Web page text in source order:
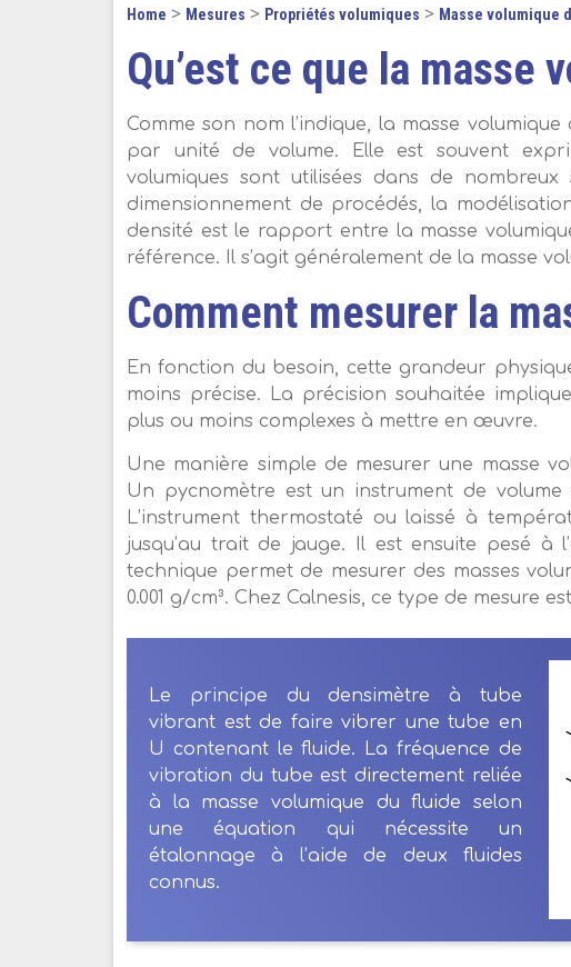
Home > Mesures > Propriétés volumiques > Masse volumique
Qu’est ce que la masse
Comme son nom l’indique, la masse
par unité de volume. Elle est souvent
volumiques sont utilisées dans de
dimensionnement de procédés, la
densité est le rapport entre la masse
référence. Il s’agit généralement de la masse
Comment mesurer la
En fonction du besoin, cette grandeur
moins précise. La précision souhaitée
plus ou moins complexes à mettre en œuvre.
Une manière simple de mesurer une masse
Un pycnomètre est un instrument de
L’instrument thermostaté ou laissé à
jusqu’au trait de jauge. Il est ensuite pesé à
technique permet de mesurer des masses
0.001 g/cm³. Chez Calnesis, ce type de mesure
Le principe du densimètre à tube
vibrant est de faire vibrer une tube en
U contenant le fluide. La fréquence de
vibration du tube est directement reliée
à la masse volumique du fluide selon
une équation qui nécessite un
étalonnage à l’aide de deux fluides
connus.